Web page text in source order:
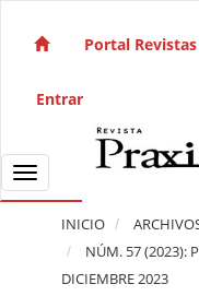
Navegación principal
Barra lateral
Portal
Entrar
Toggle navigation
INICIO
NÚM. 57 (2023):
DICIEMBRE 2023